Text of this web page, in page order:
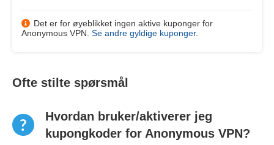
Det er for øyeblikket ingen aktive kuponger for
Anonymous VPN. Se andre gyldige kuponger.
Ofte stilte spørsmål
Hvordan bruker/aktiverer jeg
kupongkoder for Anonymous VPN?